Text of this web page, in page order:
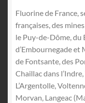
Mon compte
Français
English
Achat
Contactez-nous
Sites amis
Fluorine de France,
françaises, des
le Puy-de-Dôme, du
d’Embournegade et
de Fontsante, des
Chaillac dans
L’Argentolle,
Morvan, Langeac